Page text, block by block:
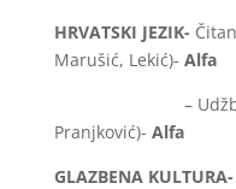
HRVATSKI JEZIK-
Marušić, Lekić)- Alfa
– Udžbenik
Pranjković)- Alfa
GLAZBENA KULTURA-